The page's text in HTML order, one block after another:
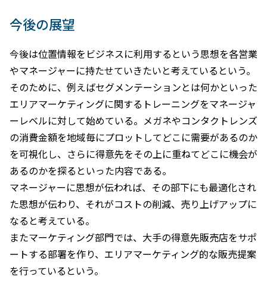
今後の展望
今後は位置情報をビジネスに利用するという思想を各営業
やマネージャーに持たせていきたいと考えているという。
そのために、例えばセグメンテーションとは何かといった
エリアマーケティングに関するトレーニングをマネージャ
ーレベルに対して始めている。メガネやコンタクトレンズ
の消費金額を地域毎にプロットしてどこに需要があるのか
を可視化し、さらに得意先をその上に重ねてどこに機会が
あるのかを探るといった内容である。
マネージャーに思想が伝われば、その部下にも最適化され
た思想が伝わり、それがコストの削減、売り上げアップに
なると考えている。
またマーケティング部門では、大手の得意先販売店をサポ
ートする部署を作り、エリアマーケティング的な販売提案
を行っているという。